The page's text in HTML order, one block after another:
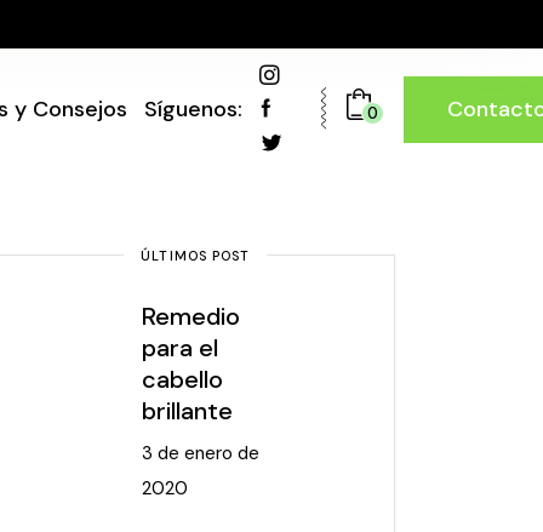
y Consejos Síguenos: 0
ÚLTIMOS POST
Remedio
para el
cabello
brillante
3 de enero de
2020